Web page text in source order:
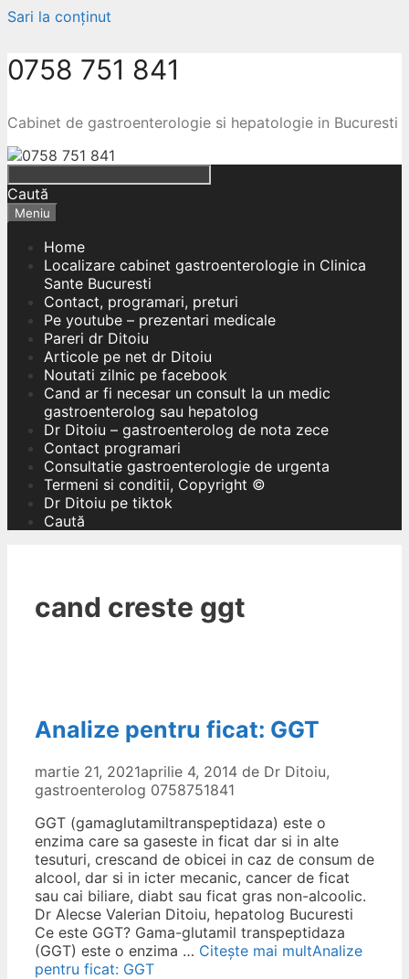
Sari la conținut
0758 751 841
Cabinet de gastroenterologie si hepatologie in Bucuresti
Caută
Meniu
Home
Localizare cabinet gastroenterologie in Clinica
Sante Bucuresti
Contact, programari, preturi
Pe youtube – prezentari medicale
Pareri dr Ditoiu
Articole pe net dr Ditoiu
Noutati zilnic pe facebook
Cand ar fi necesar un consult la un medic
gastroenterolog sau hepatolog
Dr Ditoiu – gastroenterolog de nota zece
Contact programari
Consultatie gastroenterologie de urgenta
Termeni si conditii, Copyright ©
Dr Ditoiu pe tiktok
Caută
cand creste ggt
Analize pentru ficat: GGT
martie 21, 2021aprilie 4, 2014 de Dr Ditoiu,
gastroenterolog 0758751841
GGT (gamaglutamiltranspeptidaza) este o
enzima care sa gaseste in ficat dar si in alte
tesuturi, crescand de obicei in caz de consum de
alcool, dar si in icter mecanic, cancer de ficat
sau cai biliare, diabt sau ficat gras non-alcoolic.
Dr Alecse Valerian Ditoiu, hepatolog Bucuresti
Ce este GGT? Gama-glutamil transpeptidaza
(GGT) este o enzima … Citește mai multAnalize
pentru ficat: GGT